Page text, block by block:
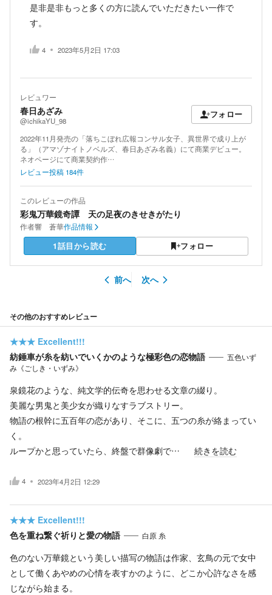
是非是非もっと多くの方に読んでいただきたい一作で
す。
4 2023年5月2日 17:03
レビュワー
春日あざみ
@ichikaYU_98
フォロー
2022年11月発売の「落ちこぼれ広報コンサル女子、異世界で成り上が
る」（アマゾナイトノベルズ、春日あざみ名義）にて商業デビュー。
ネオページにて商業契約作…
レビュー投稿 184件
このレビューの作品
彩鬼万華鏡奇譚 天の足夜のきせきがたり
作者響 蒼華作品情報
1話目から読む フォロー
前へ 次へ
その他のおすすめレビュー
★★★ Excellent!!!
紡錘車が糸を紡いでいくかのような極彩色の恋物語
五色いず
み《ごしき・いずみ》
泉鏡花のような、純文学的伝奇を思わせる文章の綴り。
美麗な男鬼と美少女が織りなすラブストリー。
物語の根幹に五百年の恋があり、そこに、五つの糸が絡まってい
く。
ループかと思っていたら、終盤で群像劇で…
続きを読む
4 2023年4月2日 12:29
★★★ Excellent!!!
色を重ね繋ぐ祈りと愛の物語
白原 糸
色のない万華鏡という美しい描写の物語は作家、玄鳥の元で女中
として働くあやめの心情を表すかのように、どこか心許なさを感
じながら始まる。